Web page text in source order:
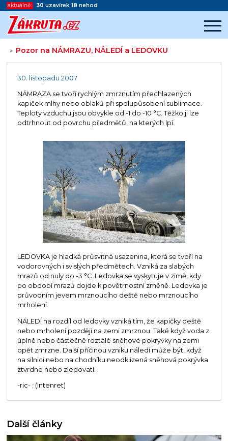
aktuálně: 30 uzavírek,18 nehod
> Pozor na NÁMRAZU, NÁLEDÍ a LEDOVKU
Začátek reklamy
30. listopadu 2007
NÁMRAZA se tvoří rychlým zmrznutím přechlazených
kapiček mlhy nebo oblaků při spolupůsobení sublimace.
Teploty vzduchu jsou obvykle od -1 do -10 °C. Těžko ji lze
odtrhnout od povrchu předmětů, na kterých lpí.
LEDOVKA je hladká průsvitná usazenina, která se tvoří na
vodorovných i svislých předmětech. Vzniká za slabých
mrazů od nuly do -3 °C. Ledovka se vyskytuje v zimě, kdy
po období mrazů dojde k povětrnostní změně. Ledovka je
průvodním jevem mrznoucího deště nebo mrznoucího
mrholení.
NÁLEDÍ na rozdíl od ledovky vzniká tím, že kapičky deště
nebo mrholení později na zemi zmrznou. Také když voda z
úplně nebo částečně roztálé sněhové pokrývky na zemi
opět zmrzne. Další příčinou vzniku náledí může být, když
na silnici nebo na chodníku neodklizená sněhová pokrývka
ztvrdne nebo zledovatí.
-ric- ; (Intenret)
Další články